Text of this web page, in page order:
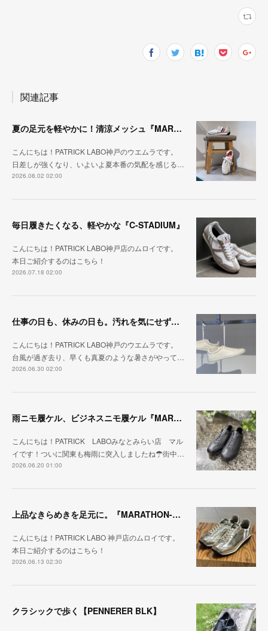
関連記事
夏の足元を軽やかに！清涼メッシュ『MARATHON-ME2』
こんにちは！PATRICK LABO神戸のウエムラです。
日差しが強くなり、いよいよ夏本番の気配を感じる…
2026.08.02 02:00
毎日履きたくなる、軽やかな『C-STADIUM』
こんにちは！PATRICK LABO神戸店のムロイです。
本日ご紹介するのはこちら！
2026.07.18 02:00
仕事の日も、休みの日も。汚れを気にせず毎日履ける『PUNCH-WP_WHT』
こんにちは！PATRICK LABO神戸のウエムラです。
台風が過ぎ去り、早くも真夏のような暑さがやって…
2026.06.30 02:00
雨ニモ履ケル、ビジネスニモ履ケル『MARARAIN BLK』
こんにちは！PATRICK LABOみなとみらい店 マル
イです！ついに関東も梅雨に突入しましたね☂街中…
2026.06.20 01:00
上品なきらめきを足元に。『MARATHON-HAKU』
こんにちは！PATRICK LABO 神戸店のムロイです。
本日ご紹介するのはこちら！
2026.06.13 02:30
クラシックで歩く【PENNERER BLK】